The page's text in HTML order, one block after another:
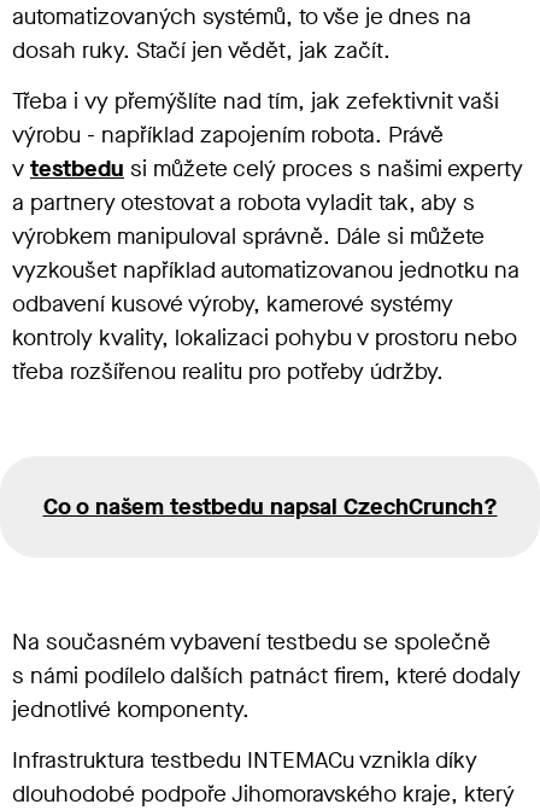
automatizovaných systémů, to vše je dnes na
dosah ruky. Stačí jen vědět, jak začít.
Třeba i vy přemýšlíte nad tím, jak zefektivnit vaši
výrobu - například zapojením robota. Právě
v testbedu si můžete celý proces s našimi experty
a partnery otestovat a robota vyladit tak, aby s
výrobkem manipuloval správně. Dále si můžete
vyzkoušet například automatizovanou jednotku na
odbavení kusové výroby, kamerové systémy
kontroly kvality, lokalizaci pohybu v prostoru nebo
třeba rozšířenou realitu pro potřeby údržby.
Co o našem testbedu napsal CzechCrunch?
Na současném vybavení testbedu se společně
s námi podílelo dalších patnáct firem, které dodaly
jednotlivé komponenty.
Infrastruktura testbedu INTEMACu vznikla díky
dlouhodobé podpoře Jihomoravského kraje, který